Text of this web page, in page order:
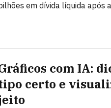
bilhões em dívida líquida após
com IA:
certo e